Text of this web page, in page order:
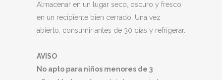
Almacenar en un lugar seco, oscuro y fresco
en un recipiente bien cerrado. Una vez
abierto, consumir antes de 30 días y refrigerar.
AVISO
No apto para niños menores de 3